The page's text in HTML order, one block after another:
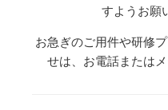
すようお願
お急ぎのご用件や研修
せは、お電話または